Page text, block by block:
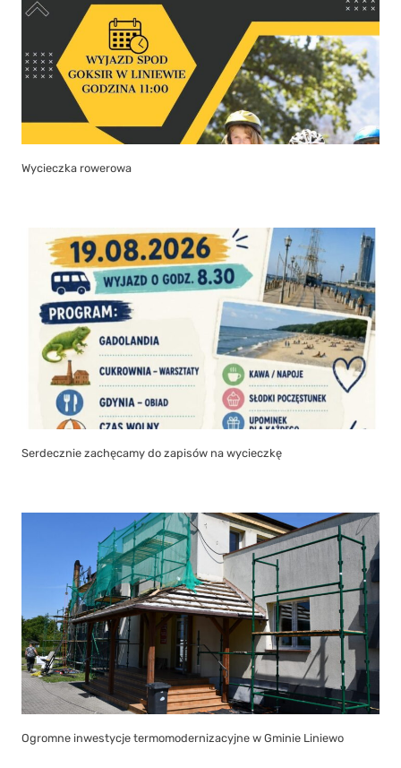
Wycieczka rowerowa
Serdecznie zachęcamy do zapisów na wycieczkę
Ogromne inwestycje termomodernizacyjne w Gminie Liniewo